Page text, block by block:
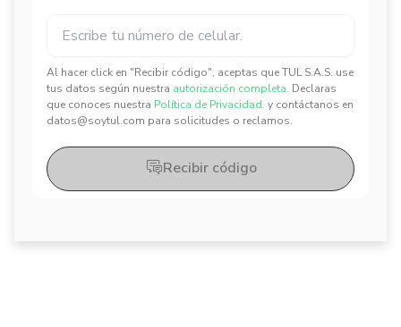
Al hacer click en "Recibir código", aceptas que TUL S.A.S. use
tus datos según nuestra autorización completa. Declaras
que conoces nuestra Política de Privacidad. y contáctanos en
datos@soytul.com para solicitudes o reclamos.
✕
✕
Recibir código